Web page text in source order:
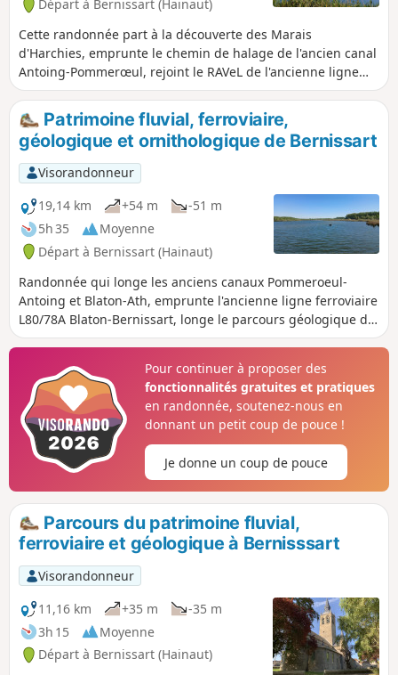
Départ à Bernissart (Hainaut)
Cette randonnée part à la découverte des Marais
d'Harchies, emprunte le chemin de halage de l'ancien canal
Antoing-Pommerœul, rejoint le RAVeL de l'ancienne ligne
ferroviaire reliant Blaton à Bernissart, fait le tour du Lac de
Bernissart puis vous emmène enfin dans les campagnes sur
l'ancienne voie de chemin de fer (non aménagée) qui reliait
le charbonnage des Sartis à la gare de Bernissart.
Patrimoine fluvial, ferroviaire,
géologique et ornithologique de Bernissart
Visorandonneur
19,14 km
+54 m
-51 m
5h 35
Moyenne
Départ à Bernissart (Hainaut)
Randonnée qui longe les anciens canaux Pommeroeul-
Antoing et Blaton-Ath, emprunte l'ancienne ligne ferroviaire
L80/78A Blaton-Bernissart, longe le parcours géologique du
Musée de Bernissart pour terminer par des chemins
Les tronçons des GR® 121 et 412 étant très boueux (quasi
impraticables) par temps pluvieux.
Pour continuer à proposer des
fonctionnalités gratuites et pratiques
en randonnée, soutenez-nous en
donnant un petit coup de pouce !
Je donne un coup de pouce
Parcours du patrimoine fluvial,
ferroviaire et géologique à Bernisssart
Visorandonneur
11,16 km
+35 m
-35 m
3h 15
Moyenne
Départ à Bernissart (Hainaut)